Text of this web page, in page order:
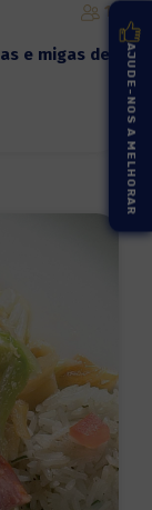
1
e migas de
AJUDE-NOS A MELHORAR